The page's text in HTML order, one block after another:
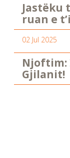
Jastëku
ruan e
02 Jul 2025
Njoftim:
Gjilanit!